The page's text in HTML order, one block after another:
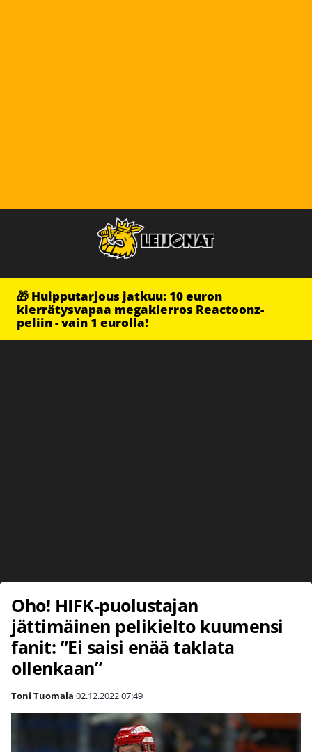
🎁 Huipputarjous jatkuu: 10 euron
kierrätysvapaa megakierros Reactoonz-
peliin - vain 1 eurolla!
Oho! HIFK-puolustajan
jättimäinen pelikielto kuumensi
fanit: ”Ei saisi enää taklata
ollenkaan”
Toni Tuomala 02.12.202207:49